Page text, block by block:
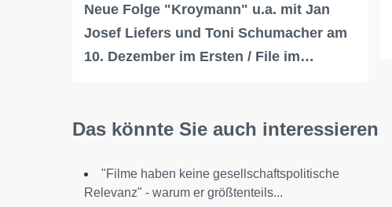
Neue Folge "Kroymann" u.a. mit Jan
Josef Liefers und Toni Schumacher am
10. Dezember im Ersten / File im…
Das könnte Sie auch interessieren
"Filme haben keine gesellschaftspolitische
Relevanz" - warum er größtenteils...